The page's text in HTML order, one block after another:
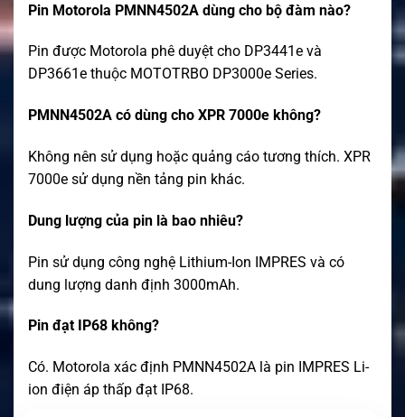
Pin Motorola PMNN4502A dùng cho bộ đàm nào?
Pin được Motorola phê duyệt cho DP3441e và
DP3661e thuộc MOTOTRBO DP3000e Series.
PMNN4502A có dùng cho XPR 7000e không?
Không nên sử dụng hoặc quảng cáo tương thích. XPR
7000e sử dụng nền tảng pin khác.
Dung lượng của pin là bao nhiêu?
Pin sử dụng công nghệ Lithium-Ion IMPRES và có
dung lượng danh định 3000mAh.
Pin đạt IP68 không?
Có. Motorola xác định PMNN4502A là pin IMPRES Li-
ion điện áp thấp đạt IP68.